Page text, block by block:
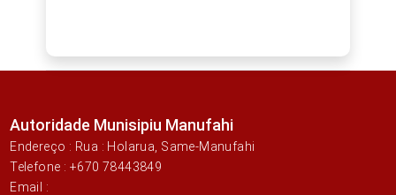
Autoridade Munisipiu Manufahi
Endereço : Rua : Holarua, Same-Manufahi
Telefone : +670 78443849
Email :